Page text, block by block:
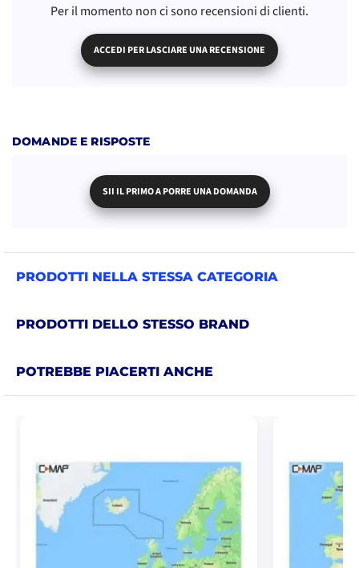
Per il momento non ci sono recensioni di clienti.
ACCEDI PER LASCIARE UNA RECENSIONE
DOMANDE E RISPOSTE
SII IL PRIMO A PORRE UNA DOMANDA
PRODOTTI NELLA STESSA CATEGORIA
PRODOTTI DELLO STESSO BRAND
POTREBBE PIACERTI ANCHE